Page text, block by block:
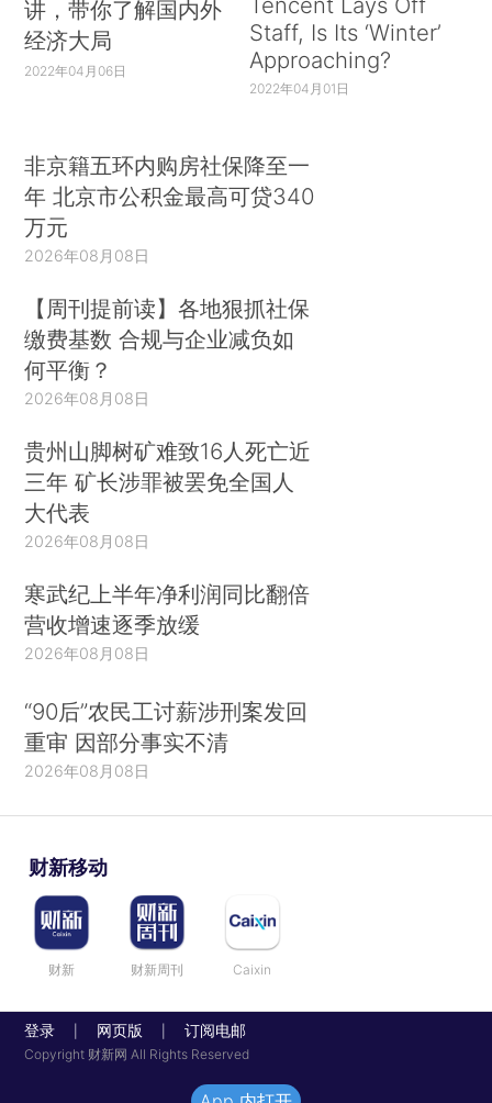
讲，带你了解国内外
经济大局
2022年04月06日
Staff, Is Its ‘Winter’
Approaching?
2022年04月01日
非京籍五环内购房社保降至一
年 北京市公积金最高可贷340
万元
2026年08月08日
【周刊提前读】各地狠抓社保
缴费基数 合规与企业减负如
何平衡？
2026年08月08日
贵州山脚树矿难致16人死亡近
三年 矿长涉罪被罢免全国人
大代表
2026年08月08日
寒武纪上半年净利润同比翻倍
营收增速逐季放缓
2026年08月08日
“90后”农民工讨薪涉刑案发回
重审 因部分事实不清
2026年08月08日
财新移动
财新 财新周刊 Caixin
登录 网页版 订阅电邮
Copyright 财新网 All Rights Reserved